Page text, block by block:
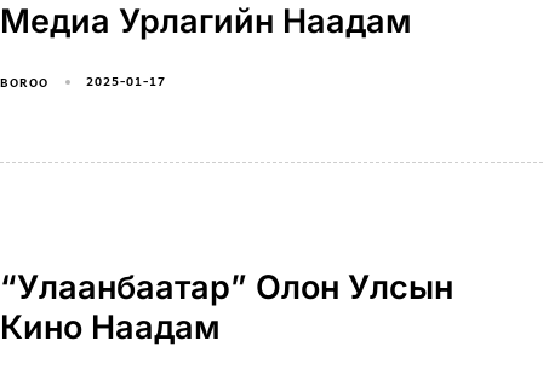
Медиа Урлагийн Наадам
BOROO 2025-01-17
“Улаанбаатар” Олон Улсын
Кино Наадам